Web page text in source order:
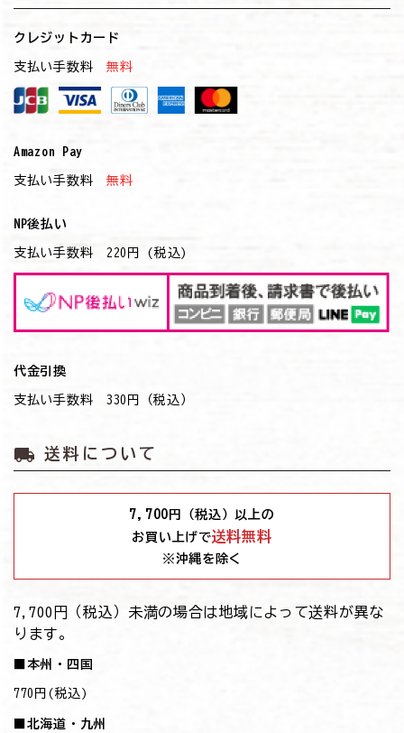
クレジットカード
支払い手数料 無料
Amazon Pay
支払い手数料 無料
NP後払い
支払い手数料 220円 (税込)
代金引換
支払い手数料 330円（税込）
local_shipping 送料について
7,700 円（税込）以上の
お買い上げで送料無料
※沖縄を除く
7,700円（税込）未満の場合は地域によって送料が異な
ります。
■本州・四国
770円(税込)
■北海道・九州